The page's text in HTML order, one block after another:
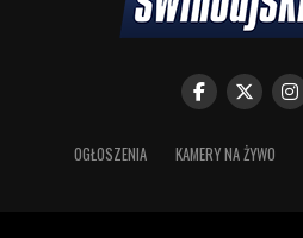
OGŁOSZENIA KAMERY NA ŻYWO